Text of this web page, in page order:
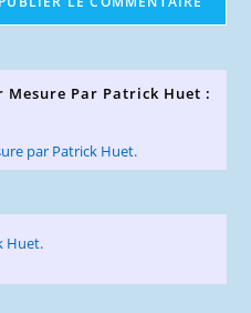
Mesure Par Patrick Huet :